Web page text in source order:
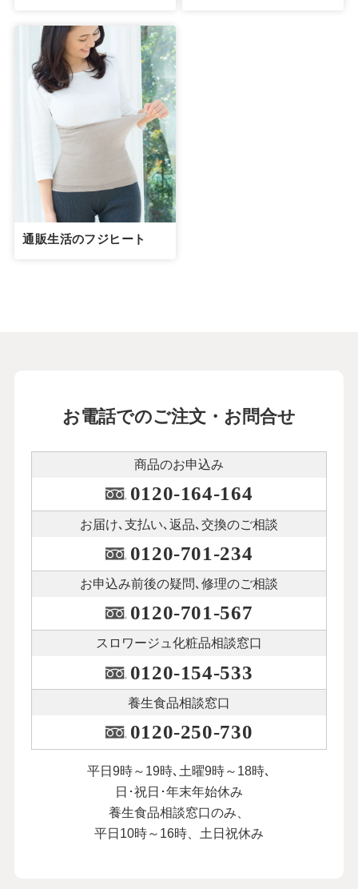
通販生活のフジヒート
お電話でのご注文・お問合せ
商品のお申込み
0120-164-164
お届け､支払い､ 返品､交換のご相談
0120-701-234
お申込み前後の疑問､修理のご相談
0120-701-567
スロワージュ化粧品相談窓口
0120-154-533
養生食品相談窓口
0120-250-730
平日9時～19時､土曜9時～18時､
日･祝日･年末年始休み
養生食品相談窓口のみ、
平日10時～16時、土日祝休み